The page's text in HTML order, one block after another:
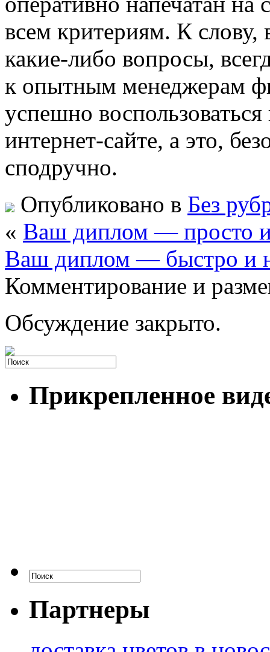
всем критериям. К слову,
какие-либо вопросы,
к опытным менеджерам
успешно
интернет-сайте, а это,
сподручно.
Опубликовано в Без
« Ваш диплом — просто
Ваш диплом — быстро и
Комментирование и
Обсуждение закрыто.
Прикрепленное
Партнеры